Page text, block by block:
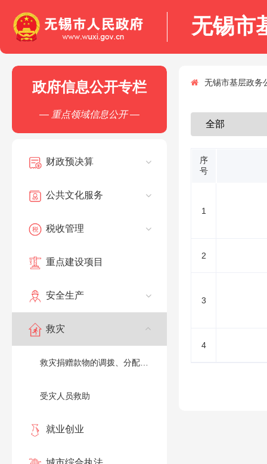
无锡市
政府信息公开专栏
— 重点领域信息公开 —
财政预决算
公共文化服务
税收管理
重点建设项目
安全生产
救灾
救灾捐赠款物的调拨、分配及备案
受灾人员救助
就业创业
无锡市基层政务
序
号
1
2
3
4